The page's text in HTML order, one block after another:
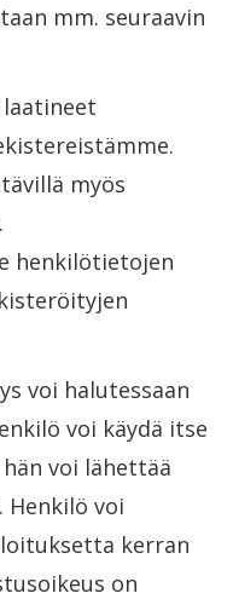
mm. seuraavin
myös
henkilötietojen
voi halutessaan
voi käydä itse
voi lähettää
voi
kerran
on